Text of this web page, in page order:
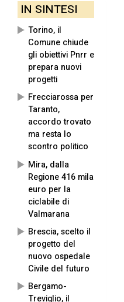
IN SINTESI
Torino, il
Comune chiude
gli obiettivi Pnrr e
prepara nuovi
progetti
Frecciarossa per
Taranto,
accordo trovato
ma resta lo
scontro politico
Mira, dalla
Regione 416 mila
euro per la
ciclabile di
Valmarana
Brescia, scelto il
progetto del
nuovo ospedale
Civile del futuro
Bergamo-
Treviglio, il